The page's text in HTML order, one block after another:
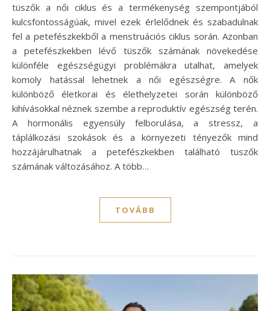
tüszők a női ciklus és a termékenység szempontjából
kulcsfontosságúak, mivel ezek érlelődnek és szabadulnak
fel a petefészkekből a menstruációs ciklus során. Azonban
a petefészkekben lévő tüszők számának növekedése
különféle egészségügyi problémákra utalhat, amelyek
komoly hatással lehetnek a női egészségre. A nők
különböző életkorai és élethelyzetei során különböző
kihívásokkal néznek szembe a reproduktív egészség terén.
A hormonális egyensúly felborulása, a stressz, a
táplálkozási szokások és a környezeti tényezők mind
hozzájárulhatnak a petefészkekben található tüszők
számának változásához. A több…
TOVÁBB